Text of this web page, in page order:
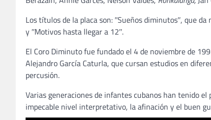
Los títulos de la placa son: ʺSueños diminutosʺ, que da
y ʺMotivos hasta llegar a 12ʺ.
El Coro Diminuto fue fundado el 4 de noviembre de
Alejandro García Caturla, que cursan estudios en
percusión.
Varias generaciones de infantes cubanos han tenido
impecable nivel interpretativo, la afinación y el buen